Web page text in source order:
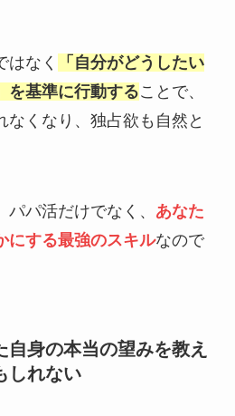
はなく
「自分がどうしたい
を基準に行動することで、
なくなり、独占欲も自然と
パ活だけでなく、 あなた
にする最強のスキルなので
身の本当の望みを教え
しれない